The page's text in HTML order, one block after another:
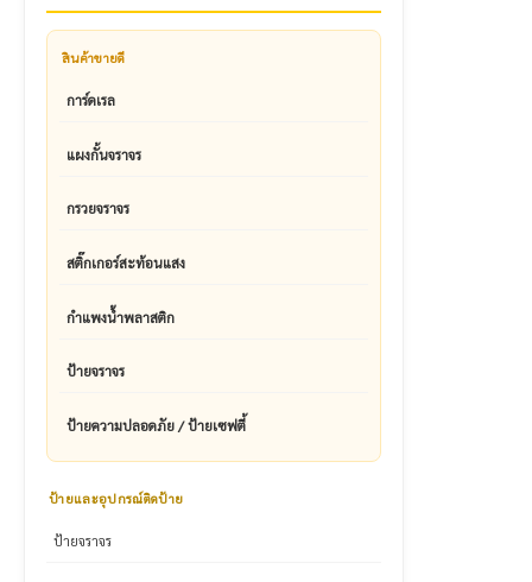
สินค้าขายดี
การ์ดเรล
แผงกั้นจราจร
กรวยจราจร
สติ๊กเกอร์สะท้อนแสง
กำแพงน้ำพลาสติก
ป้ายจราจร
ป้ายความปลอดภัย / ป้ายเซฟตี้
ป้ายและอุปกรณ์ติดป้าย
ป้ายจราจร